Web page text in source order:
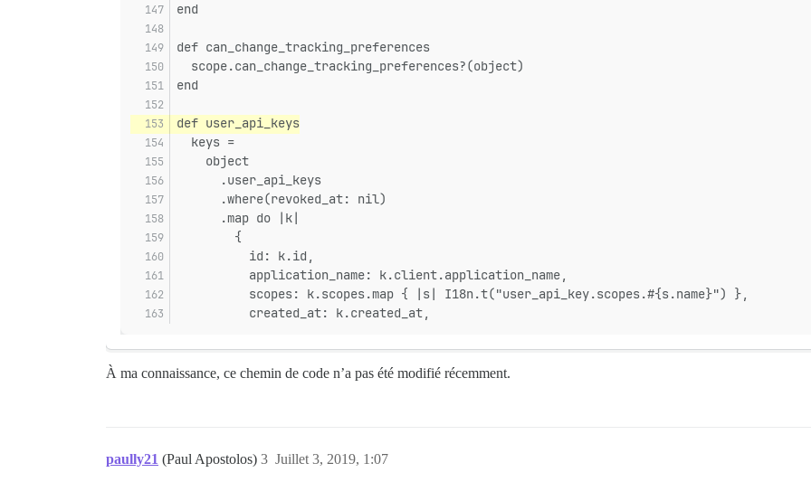
end
def can_change_tracking_preferences
  scope.can_change_tracking_preferences?(object)
end
def user_api_keys
  keys =
    object
      .user_api_keys
      .where(revoked_at: nil)
      .map do |k|
        {
          id: k.id,
          application_name: k.client.application_name,
          scopes: k.scopes.map { |s| I18n.t("user_api_key.scopes.#{s.name}") },
          created_at: k.created_at,
À ma connaissance, ce chemin de code n’a pas été modifié récemment.
paully21 (Paul Apostolos) Juillet 3, 2019, 1:07
3